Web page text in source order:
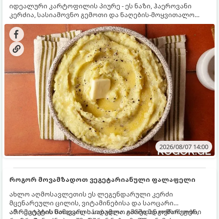
იდეალური კარტოფილის პიურე - ეს ნაზი, ჰაეროვანი
კერძია, სასიამოვნო გემოთი და ნაღების-მოყვითალო
ფერით. მისი მომზადება ძალიან მარტივია, მაგრამ
არსებობს რამდენიმე საიდუმლო, რომლებიც უნდა
იცოდეთ, რომ პიურე იდეალურად გემრიელი გამოვიდეს.
2026/08/07 14:00
როგორ მოვამზადოთ ვეგეტარიანული ფალაფელი
ახლო აღმოსავლეთის ეს ლეგენდარული კერძი
მცენარეული ცილის, ვიტამინებისა და საოცარი
არომატების ნამდვილი საბადოა. გარედან ოქროსფერი
ამ რეცეპტის მთავარი საიდუმლო იმაში მდგომარეობს,